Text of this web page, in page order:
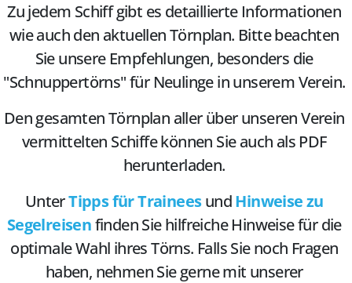
Zu jedem Schiff gibt es detaillierte Informationen
wie auch den aktuellen Törnplan. Bitte beachten
Sie unsere Empfehlungen, besonders die
"Schnuppertörns" für Neulinge in unserem Verein.
Den gesamten Törnplan aller über unseren Verein
vermittelten Schiffe können Sie auch als PDF
herunterladen.
UnterTipps für TraineesundHinweise zu
Segelreisenfinden Sie hilfreiche Hinweise für die
optimale Wahl ihres Törns. Falls Sie noch Fragen
haben, nehmen Sie gerne mit unserer